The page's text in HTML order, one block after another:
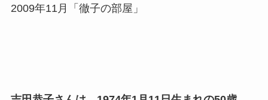
2009年11月「徹子の部屋」